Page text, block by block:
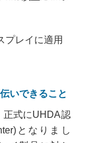
プレイに適用
いできること
正式にUHDA認
となりまし